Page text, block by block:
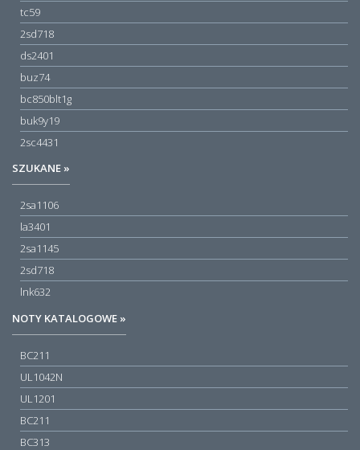
tc59
2sd718
ds2401
buz74
bc850blt1g
buk9y19
2sc4431
SZUKANE »
2sa1106
la3401
2sa1145
2sd718
lnk632
NOTY KATALOGOWE »
BC211
UL1042N
UL1201
BC211
BC313